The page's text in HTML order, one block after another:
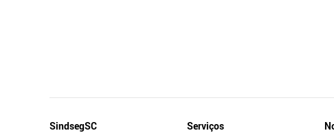
Mapa
SindsegSC Serviços